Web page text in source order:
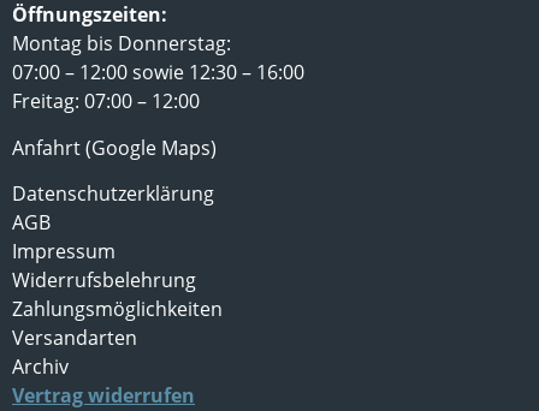
Öffnungszeiten:
Montag bis Donnerstag:
07:00 – 12:00 sowie 12:30 – 16:00
Freitag: 07:00 – 12:00
Anfahrt (Google Maps)
Datenschutzerklärung
AGB
Impressum
Widerrufsbelehrung
Zahlungsmöglichkeiten
Versandarten
Archiv
Vertrag widerrufen